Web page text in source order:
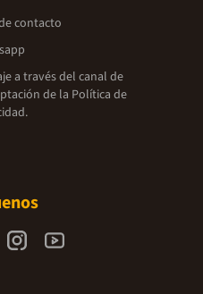
contacto
a través del canal de
de la Política de